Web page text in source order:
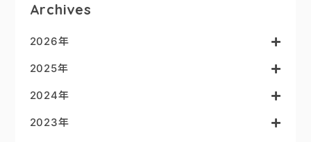
Archives
2026年
2025年
2024年
2023年